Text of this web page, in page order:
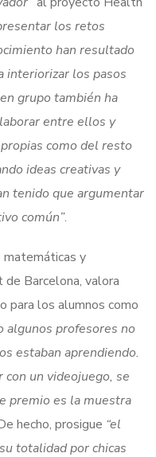
los retos
han resultado
interiorizar los pasos
grupo también ha
entre ellos y
como del resto
ideas creativas y
tenido que argumentar
común”.
matemáticas y
Barcelona, valora
para los alumnos como
algunos profesores no
estaban aprendiendo.
un videojuego, se
premio es la muestra
hecho, prosigue “el
totalidad por chicas